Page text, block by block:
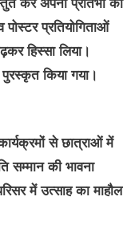
कर अपनी प्रतिभा का
पोस्टर प्रतियोगिताओं
हिस्सा लिया।
किया गया।
से छात्राओं में
सम्मान की भावना
में उत्साह का माहौल